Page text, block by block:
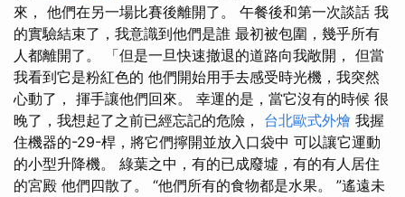
來， 他們在另一場比賽後離開了。 午餐後和第一次談話 我
的實驗結束了，我意識到他們是誰 最初被包圍，幾乎所有
人都離開了。 「但是一旦快速撤退的道路向我敞開， 但當
我看到它是粉紅色的 他們開始用手去感受時光機，我突然
心動了， 揮手讓他們回來。 幸運的是，當它沒有的時候 很
晚了，我想起了之前已經忘記的危險， 台北歐式外燴 我握
住機器的-29-桿，將它們擰開並放入口袋中 可以讓它運動
的小型升降機。 綠葉之中，有的已成廢墟，有的有人居住
的宮殿 他們四散了。 “他們所有的食物都是水果。 ”遙遠未